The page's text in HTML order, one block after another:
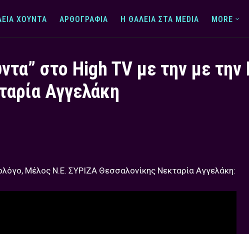
ΧΟΎΝΤΑ ΑΡΘΟΓΡΑΦΊΑ Η ΘΆΛΕΙΑ ΣΤΑ MEDIA MORE
στο High TV με την με
Αγγελάκη
Μέλος Ν.Ε. ΣΥΡΙΖΑ Θεσσαλονίκης Νεκταρία Αγγελάκη: